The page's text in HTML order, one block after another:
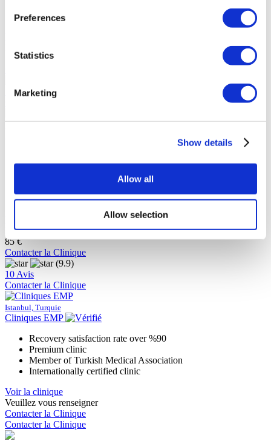
Preferences
Statistics
Marketing
Show details
Allow all
Allow selection
15 ans d'expérience
110 €
7 Avis
Istanbul, Turquie
Suit des normes strictes pour fournir des services
Conçu selon les normes internationales
De
85 €
Contacter la Clinique
(9.9)
10 Avis
Contacter la Clinique
Istanbul, Turquie
Cliniques EMP
Recovery satisfaction rate over %90
Premium clinic
Member of Turkish Medical Association
Internationally certified clinic
Voir la clinique
Veuillez vous renseigner
Contacter la Clinique
Contacter la Clinique